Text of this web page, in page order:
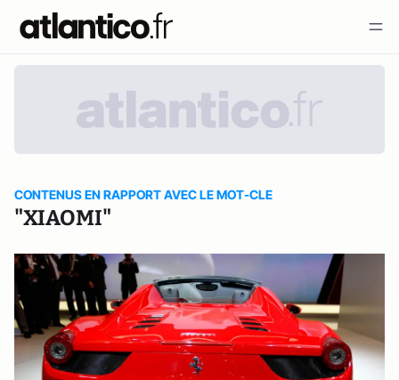
CONTENUS EN RAPPORT AVEC LE MOT-CLE
"XIAOMI"